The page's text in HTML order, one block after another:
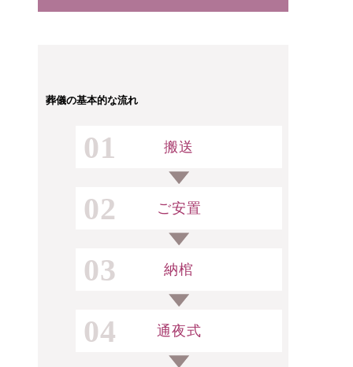
葬儀の基本的な流れ
01 搬送
02 ご安置
03 納棺
04 通夜式